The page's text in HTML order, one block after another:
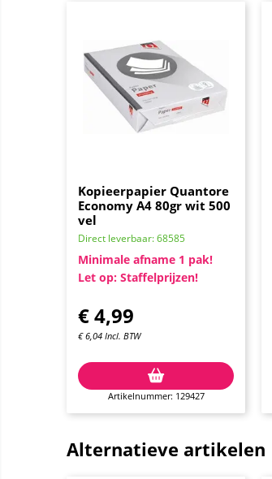
Kopieerpapier Quantore
Economy A4 80gr wit 500
vel
Direct leverbaar: 68585
Minimale afname 1 pak!
Let op: Staffelprijzen!
€4,99
€6,04 Incl. BTW
Artikelnummer: 129427
Alternatieve artikelen